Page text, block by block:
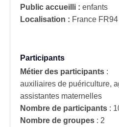
Public accueilli : enfants
Localisation : France
Participants
Métier des participants :
auxiliaires de puériculture,
assistantes maternelles
Nombre de participants :
Nombre de groupes : 2